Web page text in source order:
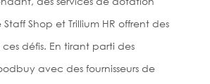
Shop et Trillium HR offrent des
défis. En tirant parti des
avec des fournisseurs de